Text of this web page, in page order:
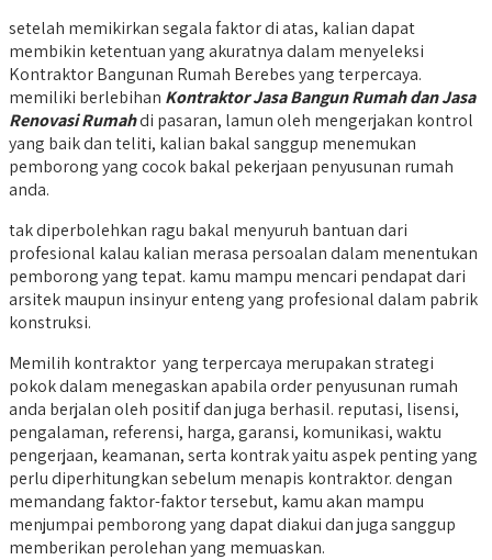
setelah memikirkan segala faktor di atas, kalian dapat
membikin ketentuan yang akuratnya dalam menyeleksi
Kontraktor Bangunan Rumah Berebes yang terpercaya.
memiliki berlebihan Kontraktor Jasa Bangun Rumah dan Jasa
Renovasi Rumahdi pasaran, lamun oleh mengerjakan kontrol
yang baik dan teliti, kalian bakal sanggup menemukan
pemborong yang cocok bakal pekerjaan penyusunan rumah
anda.
tak diperbolehkan ragu bakal menyuruh bantuan dari
profesional kalau kalian merasa persoalan dalam menentukan
pemborong yang tepat. kamu mampu mencari pendapat dari
arsitek maupun insinyur enteng yang profesional dalam pabrik
konstruksi.
Memilih kontraktor yang terpercaya merupakan strategi
pokok dalam menegaskan apabila order penyusunan rumah
anda berjalan oleh positif dan juga berhasil. reputasi, lisensi,
pengalaman, referensi, harga, garansi, komunikasi, waktu
pengerjaan, keamanan, serta kontrak yaitu aspek penting yang
perlu diperhitungkan sebelum menapis kontraktor. dengan
memandang faktor-faktor tersebut, kamu akan mampu
menjumpai pemborong yang dapat diakui dan juga sanggup
memberikan perolehan yang memuaskan.